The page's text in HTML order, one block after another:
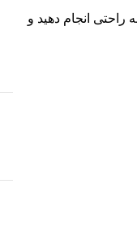
انجام دهید و